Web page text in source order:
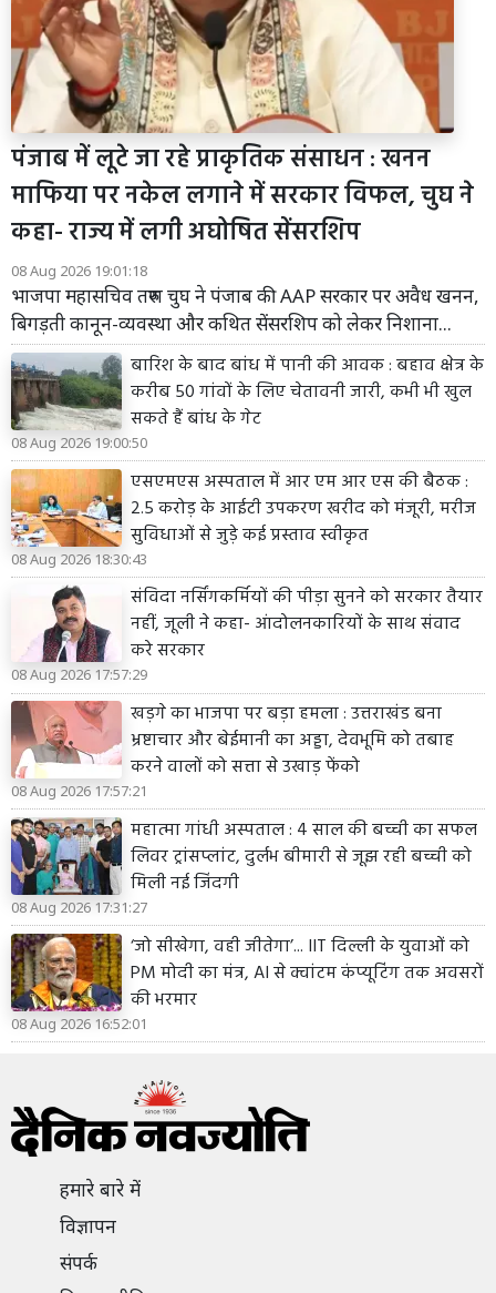
पंजाब में लूटे जा रहे प्राकृतिक संसाधन : खनन
माफिया पर नकेल लगाने में सरकार विफल, चुघ ने
कहा- राज्य में लगी अघोषित सेंसरशिप
08 Aug 2026 19:01:18
भाजपा महासचिव तरुण चुघ ने पंजाब की AAP सरकार पर अवैध खनन,
बिगड़ती कानून-व्यवस्था और कथित सेंसरशिप को लेकर निशाना...
बारिश के बाद बांध में पानी की आवक : बहाव क्षेत्र के
करीब 50 गांवों के लिए चेतावनी जारी, कभी भी खुल
सकते हैं बांध के गेट
08 Aug 2026 19:00:50
एसएमएस अस्पताल में आर एम आर एस की बैठक :
2.5 करोड़ के आईटी उपकरण खरीद को मंजूरी, मरीज
सुविधाओं से जुड़े कई प्रस्ताव स्वीकृत
08 Aug 2026 18:30:43
संविदा नर्सिंगकर्मियों की पीड़ा सुनने को सरकार तैयार
नहीं, जूली ने कहा- आंदोलनकारियों के साथ संवाद
करे सरकार
08 Aug 2026 17:57:29
खड़गे का भाजपा पर बड़ा हमला : उत्तराखंड बना
भ्रष्टाचार और बेईमानी का अड्डा, देवभूमि को तबाह
करने वालों को सत्ता से उखाड़ फेंको
08 Aug 2026 17:57:21
महात्मा गांधी अस्पताल : 4 साल की बच्ची का सफल
लिवर ट्रांसप्लांट, दुर्लभ बीमारी से जूझ रही बच्ची को
मिली नई जिंदगी
08 Aug 2026 17:31:27
‘जो सीखेगा, वही जीतेगा’... IIT दिल्ली के युवाओं को
PM मोदी का मंत्र, AI से क्वांटम कंप्यूटिंग तक अवसरों
की भरमार
08 Aug 2026 16:52:01
हमारे बारे में
विज्ञापन
संपर्क